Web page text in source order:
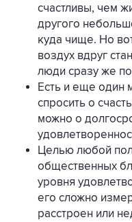
счастливы, чем
другого
куда чище. Но
воздух вдруг
люди сразу же
Есть и еще один
спросить о
можно о
Целью любой
общественных
уровня
его сложно
расстроен или